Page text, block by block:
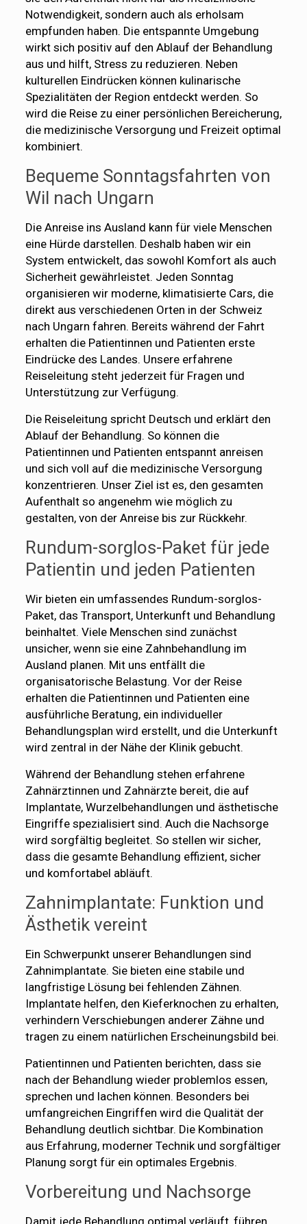
Notwendigkeit, sondern auch als erholsam
empfunden haben. Die entspannte Umgebung
wirkt sich positiv auf den Ablauf der Behandlung
aus und hilft, Stress zu reduzieren. Neben
kulturellen Eindrücken können kulinarische
Spezialitäten der Region entdeckt werden. So
wird die Reise zu einer persönlichen Bereicherung,
die medizinische Versorgung und Freizeit optimal
kombiniert.
Bequeme Sonntagsfahrten von
Wil nach Ungarn
Die Anreise ins Ausland kann für viele Menschen
eine Hürde darstellen. Deshalb haben wir ein
System entwickelt, das sowohl Komfort als auch
Sicherheit gewährleistet. Jeden Sonntag
organisieren wir moderne, klimatisierte Cars, die
direkt aus verschiedenen Orten in der Schweiz
nach Ungarn fahren. Bereits während der Fahrt
erhalten die Patientinnen und Patienten erste
Eindrücke des Landes. Unsere erfahrene
Reiseleitung steht jederzeit für Fragen und
Unterstützung zur Verfügung.
Die Reiseleitung spricht Deutsch und erklärt den
Ablauf der Behandlung. So können die
Patientinnen und Patienten entspannt anreisen
und sich voll auf die medizinische Versorgung
konzentrieren. Unser Ziel ist es, den gesamten
Aufenthalt so angenehm wie möglich zu
gestalten, von der Anreise bis zur Rückkehr.
Rundum-sorglos-Paket für jede
Patientin und jeden Patienten
Wir bieten ein umfassendes Rundum-sorglos-
Paket, das Transport, Unterkunft und Behandlung
beinhaltet. Viele Menschen sind zunächst
unsicher, wenn sie eine Zahnbehandlung im
Ausland planen. Mit uns entfällt die
organisatorische Belastung. Vor der Reise
erhalten die Patientinnen und Patienten eine
ausführliche Beratung, ein individueller
Behandlungsplan wird erstellt, und die Unterkunft
wird zentral in der Nähe der Klinik gebucht.
Während der Behandlung stehen erfahrene
Zahnärztinnen und Zahnärzte bereit, die auf
Implantate, Wurzelbehandlungen und ästhetische
Eingriffe spezialisiert sind. Auch die Nachsorge
wird sorgfältig begleitet. So stellen wir sicher,
dass die gesamte Behandlung effizient, sicher
und komfortabel abläuft.
Zahnimplantate: Funktion und
Ästhetik vereint
Ein Schwerpunkt unserer Behandlungen sind
Zahnimplantate. Sie bieten eine stabile und
langfristige Lösung bei fehlenden Zähnen.
Implantate helfen, den Kieferknochen zu erhalten,
verhindern Verschiebungen anderer Zähne und
tragen zu einem natürlichen Erscheinungsbild bei.
Patientinnen und Patienten berichten, dass sie
nach der Behandlung wieder problemlos essen,
sprechen und lachen können. Besonders bei
umfangreichen Eingriffen wird die Qualität der
Behandlung deutlich sichtbar. Die Kombination
aus Erfahrung, moderner Technik und sorgfältiger
Planung sorgt für ein optimales Ergebnis.
Vorbereitung und Nachsorge